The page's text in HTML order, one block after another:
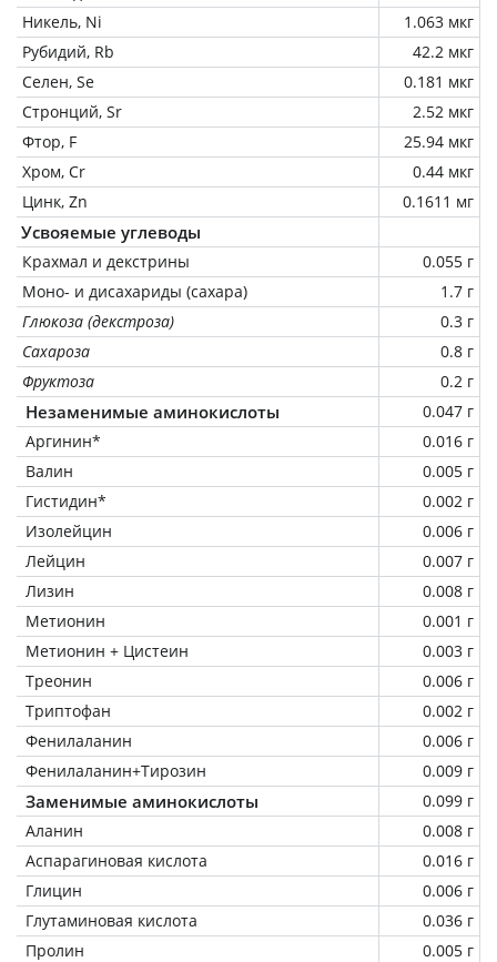
Никель, Ni
1.063 мкг
Рубидий, Rb
42.2 мкг
Селен, Se
0.181 мкг
Стронций, Sr
2.52 мкг
Фтор, F
25.94 мкг
Хром, Cr
0.44 мкг
Цинк, Zn
0.1611 мг
Усвояемые углеводы
Крахмал и декстрины
0.055 г
Моно- и дисахариды (сахара)
1.7 г
Глюкоза (декстроза)
0.3 г
Сахароза
0.8 г
Фруктоза
0.2 г
Незаменимые аминокислоты
0.047 г
Аргинин*
0.016 г
Валин
0.005 г
Гистидин*
0.002 г
Изолейцин
0.006 г
Лейцин
0.007 г
Лизин
0.008 г
Метионин
0.001 г
Метионин + Цистеин
0.003 г
Треонин
0.006 г
Триптофан
0.002 г
Фенилаланин
0.006 г
Фенилаланин+Тирозин
0.009 г
Заменимые аминокислоты
0.099 г
Аланин
0.008 г
Аспарагиновая кислота
0.016 г
Глицин
0.006 г
Глутаминовая кислота
0.036 г
Пролин
0.005 г